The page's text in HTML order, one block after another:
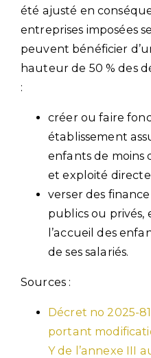
été ajusté en
entreprises imposées
peuvent bénéficier
hauteur de 50 % des
:
créer ou faire
établissement
enfants de moins
et exploité
verser des
publics ou
l’accueil des
de ses salariés.
Sources :
Décret no 2025-
portant
Y de l’annexe III